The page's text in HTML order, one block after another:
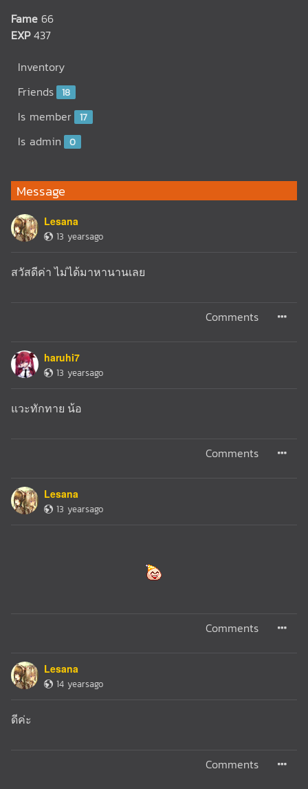
Fame 66
EXP 437
Inventory
Friends 18
Is member 17
Is admin 0
Message
Lesana
13 yearsago
สวัสดีค่า ไม่ได้มาหานานเลย
Comments
haruhi7
13 yearsago
แวะทักทาย น้อ
Comments
Lesana
13 yearsago
Comments
Lesana
14 yearsago
ดีค่ะ
Comments